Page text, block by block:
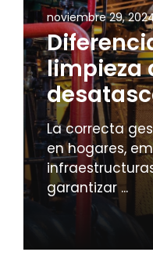
noviembre 29,
limpieza
La correcta
en hogares,
garantizar ...